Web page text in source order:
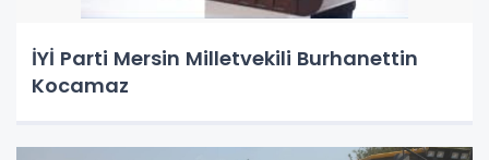
İYİ Parti Mersin Milletvekili Burhanettin
Kocamaz